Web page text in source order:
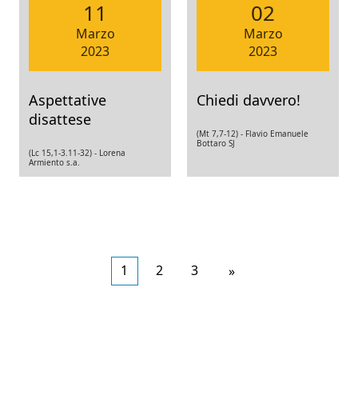
11
Marzo
2023
Aspettative
disattese
(Lc 15,1-3.11-32) - Lorena
Armiento s.a.
02
Marzo
2023
Chiedi davvero!
(Mt 7,7-12) - Flavio Emanuele
Bottaro SJ
1 2 3
Articoli
»